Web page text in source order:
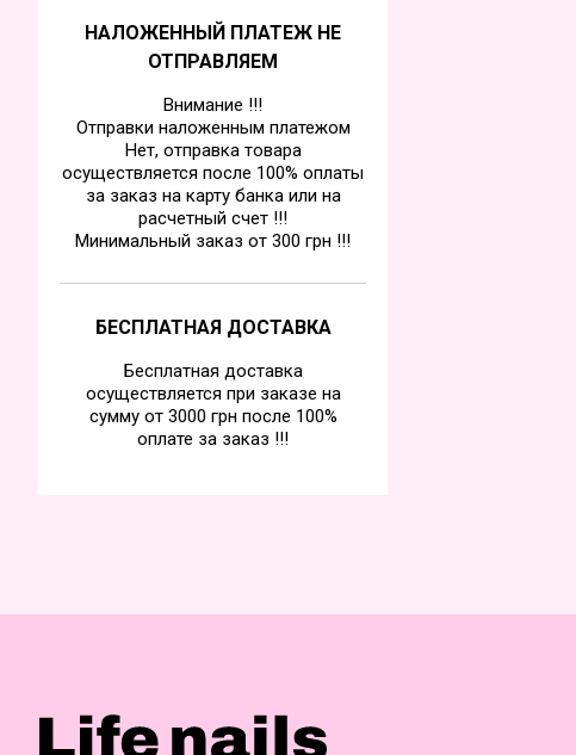
НАЛОЖЕННЫЙ ПЛАТЕЖ НЕ
ОТПРАВЛЯЕМ
Внимание !!!
Отправки наложенным платежом
Нет, отправка товара
осуществляется после 100% оплаты
за заказ на карту банка или на
расчетный счет !!!
Минимальный заказ от 300 грн !!!
БЕСПЛАТНАЯ ДОСТАВКА
Бесплатная доставка
осуществляется при заказе на
сумму от 3000 грн после 100%
оплате за заказ !!!